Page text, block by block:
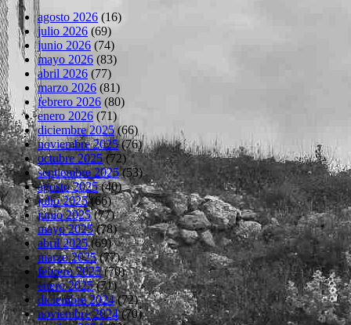
agosto 2026 (16)
julio 2026 (69)
junio 2026 (74)
mayo 2026 (83)
abril 2026 (77)
marzo 2026 (81)
febrero 2026 (80)
enero 2026 (71)
diciembre 2025(66)
noviembre 2025(76)
octubre 2025(72)
septiembre 2025(53)
agosto 2025(40)
julio 2025(66)
junio 2025(77)
mayo 2025(78)
abril 2025(69)
marzo 2025(77)
febrero 2025(70)
enero 2025(71)
diciembre 2024(72)
noviembre 2024(70)